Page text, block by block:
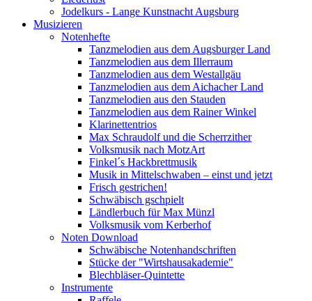
Jodelkurs - Lange Kunstnacht Augsburg
Musizieren
Notenhefte
Tanzmelodien aus dem Augsburger Land
Tanzmelodien aus dem Illerraum
Tanzmelodien aus dem Westallgäu
Tanzmelodien aus dem Aichacher Land
Tanzmelodien aus den Stauden
Tanzmelodien aus dem Rainer Winkel
Klarinettentrios
Max Schraudolf und die Scherrzither
Volksmusik nach MotzArt
Finkel´s Hackbrettmusik
Musik in Mittelschwaben – einst und jetzt
Frisch gestrichen!
Schwäbisch gschpielt
Ländlerbuch für Max Münzl
Volksmusik vom Kerberhof
Noten Download
Schwäbische Notenhandschriften
Stücke der "Wirtshausakademie"
Blechbläser-Quintette
Instrumente